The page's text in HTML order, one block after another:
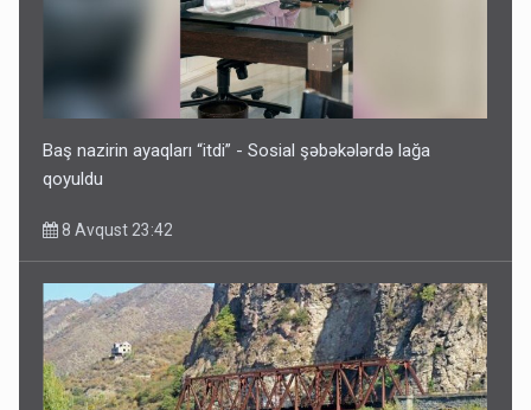
İrəvan dünyaya Azərbaycan üzərindən çıxır – Mühüm
8 Avqust 23:19
Baş nazirin ayaqları “itdi” - Sosial şəbəkələrdə lağa
qoyuldu
8 Avqust 23:42